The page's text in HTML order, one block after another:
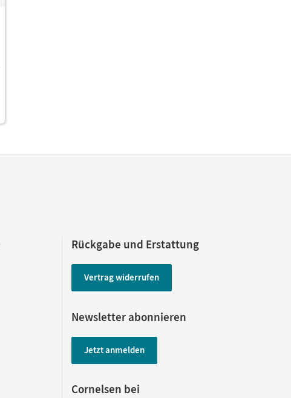
Rückgabe und Erstattung
Vertrag widerrufen
Newsletter abonnieren
Jetzt anmelden
Cornelsen bei